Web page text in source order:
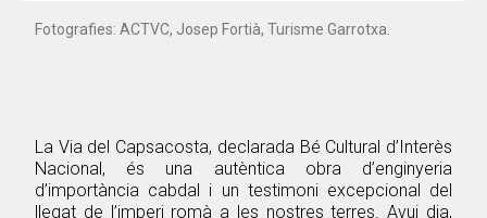
Fotografies: ACTVC, Josep Fortià, Turisme Garrotxa.
La Via del Capsacosta, declarada Bé Cultural d’Interès
Nacional, és una autèntica obra d’enginyeria
d’importància cabdal i un testimoni excepcional del
llegat de l’imperi romà a les nostres terres. Avui dia,